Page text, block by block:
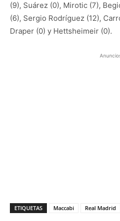
(9), Suárez (0), Mirotic (7),
(6), Sergio Rodríguez (12),
Draper (0) y Hettsheimeir (0).
ETIQUETAS Maccabi Real Madrid